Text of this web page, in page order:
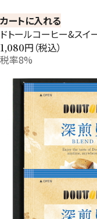
カートに入れる
ドトールコーヒー&スイ
1,080円（税込）
税率8%